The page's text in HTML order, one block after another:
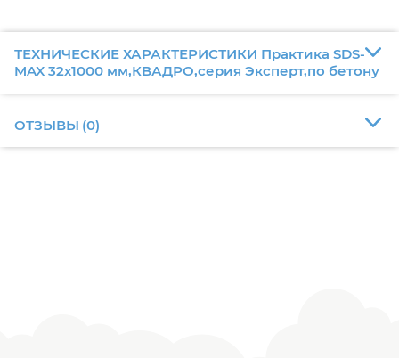
ТЕХНИЧЕСКИЕ ХАРАКТЕРИСТИКИ Практика SDS-
MAX 32х1000 мм,КВАДРО,серия Эксперт,по бетону
ОТЗЫВЫ (0)